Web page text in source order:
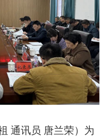
通讯员 唐兰荣）为